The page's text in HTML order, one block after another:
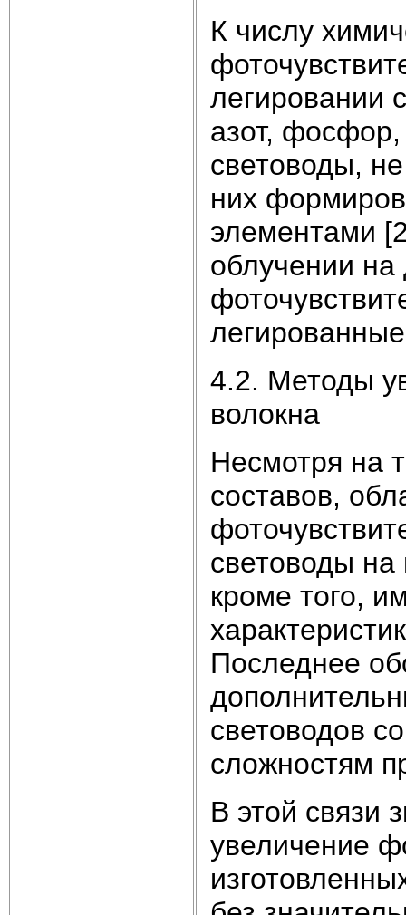
К числу
легировании
азот,
световоды,
них
элементами
облучении
4.2. Методы
волокна
Несмотря на
составов,
световоды на
кроме того,
Последнее
световодов
сложностям
В этой связи
увеличение